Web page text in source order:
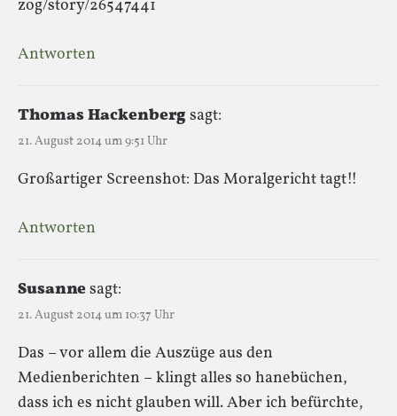
zog/story/26547441
Antworten
Thomas Hackenbergsagt:
21. August 2014 um 9:51 Uhr
Großartiger Screenshot: Das Moralgericht tagt!!
Antworten
Susannesagt:
21. August 2014 um 10:37 Uhr
Das – vor allem die Auszüge aus den
Medienberichten – klingt alles so hanebüchen,
dass ich es nicht glauben will. Aber ich befürchte,